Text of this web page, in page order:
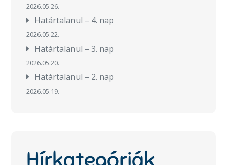
2026.05.26.
Határtalanul – 4. nap
2026.05.22.
Határtalanul – 3. nap
2026.05.20.
Határtalanul – 2. nap
2026.05.19.
Hírkategóriák